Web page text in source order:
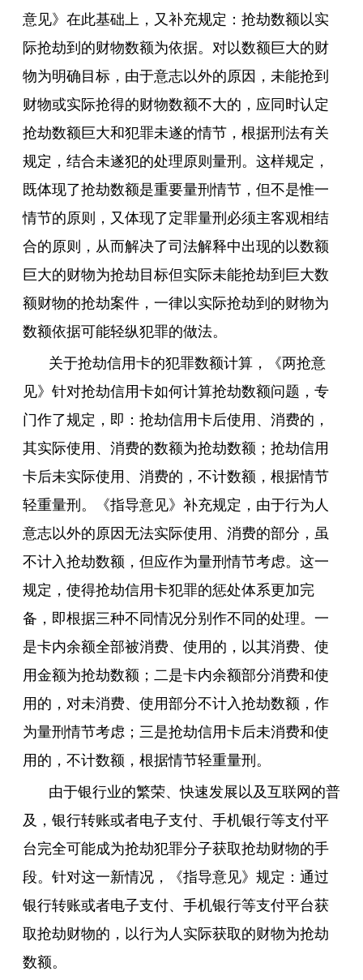
意见》在此基础上，又补充规定：抢劫数额以实
际抢劫到的财物数额为依据。对以数额巨大的财
物为明确目标，由于意志以外的原因，未能抢到
财物或实际抢得的财物数额不大的，应同时认定
抢劫数额巨大和犯罪未遂的情节，根据刑法有关
规定，结合未遂犯的处理原则量刑。这样规定，
既体现了抢劫数额是重要量刑情节，但不是惟一
情节的原则，又体现了定罪量刑必须主客观相结
合的原则，从而解决了司法解释中出现的以数额
巨大的财物为抢劫目标但实际未能抢劫到巨大数
额财物的抢劫案件，一律以实际抢劫到的财物为
数额依据可能轻纵犯罪的做法。
关于抢劫信用卡的犯罪数额计算，《两抢意
见》针对抢劫信用卡如何计算抢劫数额问题，专
门作了规定，即：抢劫信用卡后使用、消费的，
其实际使用、消费的数额为抢劫数额；抢劫信用
卡后未实际使用、消费的，不计数额，根据情节
轻重量刑。《指导意见》补充规定，由于行为人
意志以外的原因无法实际使用、消费的部分，虽
不计入抢劫数额，但应作为量刑情节考虑。这一
规定，使得抢劫信用卡犯罪的惩处体系更加完
备，即根据三种不同情况分别作不同的处理。一
是卡内余额全部被消费、使用的，以其消费、使
用金额为抢劫数额；二是卡内余额部分消费和使
用的，对未消费、使用部分不计入抢劫数额，作
为量刑情节考虑；三是抢劫信用卡后未消费和使
用的，不计数额，根据情节轻重量刑。
由于银行业的繁荣、快速发展以及互联网的普
及，银行转账或者电子支付、手机银行等支付平
台完全可能成为抢劫犯罪分子获取抢劫财物的手
段。针对这一新情况，《指导意见》规定：通过
银行转账或者电子支付、手机银行等支付平台获
取抢劫财物的，以行为人实际获取的财物为抢劫
数额。